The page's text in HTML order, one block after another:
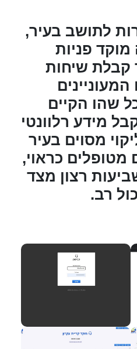
לתושב בעיר,
פניות
קבלת שיחות
שהו הקיים
מידע רלוונטי
מסוים בעיר
מטופלים כראוי,
רצון מצד
רב.